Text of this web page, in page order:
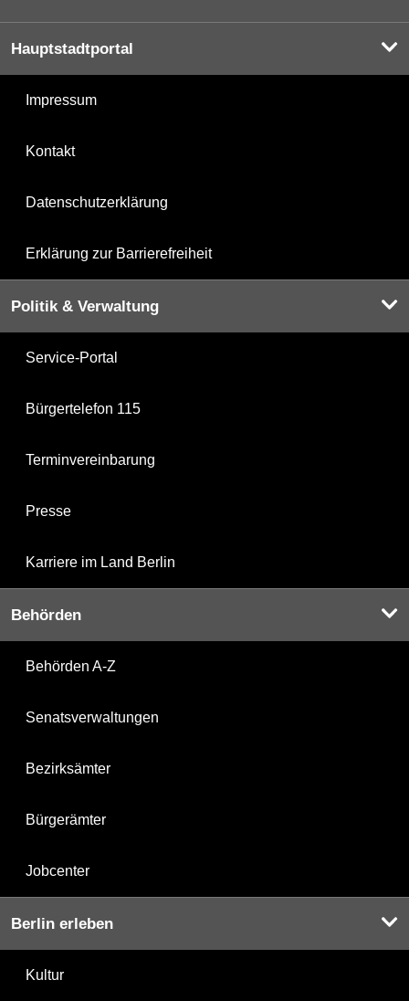
Hauptstadtportal
Impressum
Kontakt
Datenschutzerklärung
Erklärung zur Barrierefreiheit
Politik & Verwaltung
Service-Portal
Bürgertelefon 115
Terminvereinbarung
Presse
Karriere im Land Berlin
Behörden
Behörden A-Z
Senatsverwaltungen
Bezirksämter
Bürgerämter
Jobcenter
Berlin erleben
Kultur